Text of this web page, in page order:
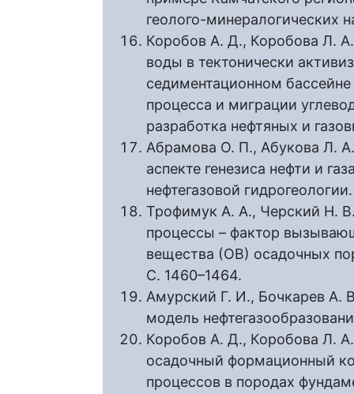
геолого-минералогических
Коробов А. Д., Коробова Л. А.
воды в тектонически
седиментационном
процесса и миграции
разработка нефтяных и
Абрамова О. П., Абукова Л.
аспекте генезиса нефти и
нефтегазовой
Трофимук А. А., Черский Н.
процессы – фактор
вещества (ОВ) осадочных
С. 1460–1464.
Амурский Г. И., Бочкарев А.
модель
Коробов А. Д., Коробова Л.
осадочный формационный
процессов в породах